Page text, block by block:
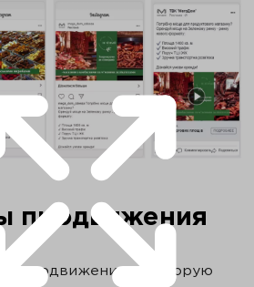
продвижения
продвижения, в которую